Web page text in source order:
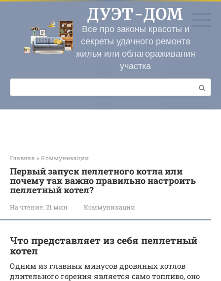
Перейти
контенту
ДУЭТ-ДОМ
Все про законы красоты и
секреты удачного ремонта
жилья или облагораживания
участка
Поиск:
Главная » Коммуникации
Первый запуск пеллетного котла или
почему так важно правильно настроить
пеллетный котел?
На чтение: 21 мин Коммуникации
Что представляет из себя пеллетный
котел
Одним из главных минусов дровяных котлов
длительного горения является само топливо, оно